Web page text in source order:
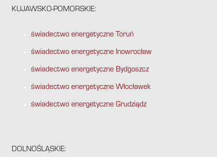
KUJAWSKO-POMORSKIE:
świadectwo energetyczne Toruń
świadectwo energetyczne Inowrocław
świadectwo energetyczne Bydgoszcz
świadectwo energetyczne Włocławek
świadectwo energetyczne Grudziądz
DOLNOŚLĄSKIE: